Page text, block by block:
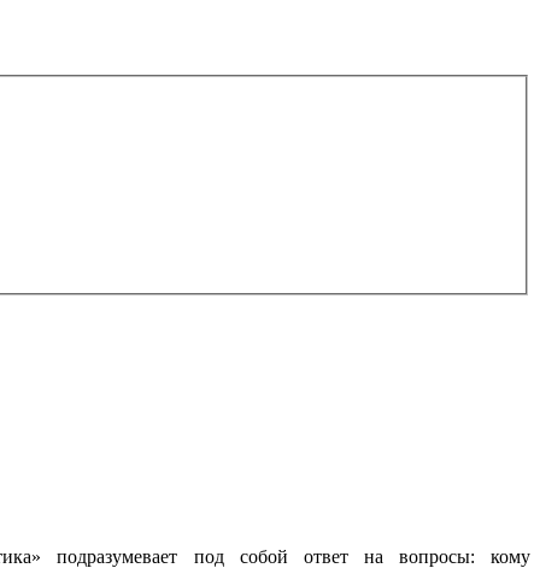
подразумевает под собой ответ на вопросы: кому